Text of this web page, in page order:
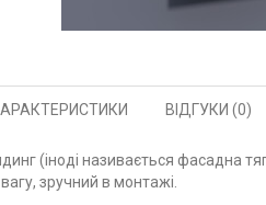
ВІДГУКИ (0)
(іноді називається фасадна
зручний в монтажі.